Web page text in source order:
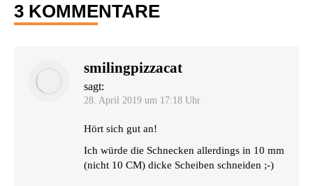
3 KOMMENTARE
smilingpizzacat
sagt:
28. April 2019 um 17:18 Uhr
Hört sich gut an!
Ich wür­de die Schne­cken aller­dings in 10 mm
(nicht 10 CM) dicke Schei­ben schneiden ;-)